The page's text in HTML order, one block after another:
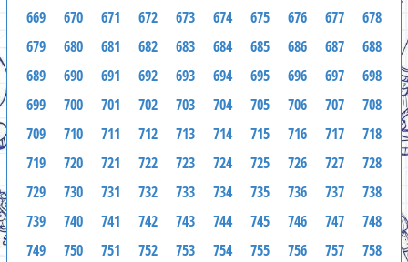
669
670 671 672 673 674 675 676 677
678
679
680 681 682 683 684 685 686 687
688
689
690 691 692 693 694 695 696 697
698
699
700 701 702 703 704 705 706 707
708
709
710 711 712 713 714 715 716 717
718
719
720 721 722 723 724 725 726 727
728
729
730 731 732 733 734 735 736 737
738
739
740 741 742 743 744 745 746 747
748
749
750 751 752 753 754 755 756 757
758